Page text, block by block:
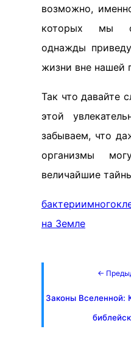
возможно,
которых мы
однажды
жизни вне нашей
Так что давайте
этой
забываем, что
организмы
величайшие
бактерии
на Земле
←
Законы Вселенной: